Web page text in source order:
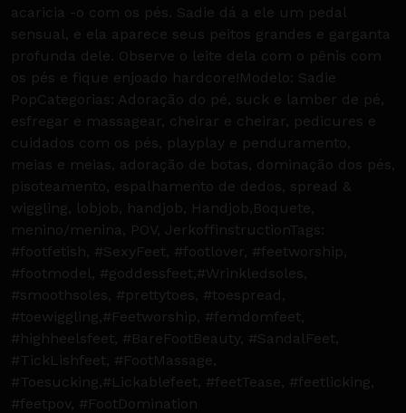
acaricia -o com os pés. Sadie dá a ele um pedal
sensual, e ela aparece seus peitos grandes e garganta
profunda dele. Observe o leite dela com o pênis com
os pés e fique enjoado hardcore!Modelo: Sadie
PopCategorias: Adoração do pé, suck e lamber de pé,
esfregar e massagear, cheirar e cheirar, pedicures e
cuidados com os pés, playplay e penduramento,
meias e meias, adoração de botas, dominação dos pés,
pisoteamento, espalhamento de dedos, spread &
wiggling, lobjob, handjob, Handjob,Boquete,
menino/menina, POV, JerkoffinstructionTags:
#footfetish, #SexyFeet, #footlover, #feetworship,
#footmodel, #goddessfeet,#Wrinkledsoles,
#smoothsoles, #prettytoes, #toespread,
#toewiggling,#Feetworship, #femdomfeet,
#highheelsfeet, #BareFootBeauty, #SandalFeet,
#TickLishfeet, #FootMassage,
#Toesucking,#Lickablefeet, #feetTease, #feetlicking,
#feetpov, #FootDomination